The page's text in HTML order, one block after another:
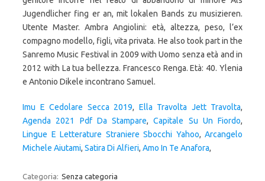
Jugendlicher fing er an, mit lokalen Bands zu musizieren.
Utente Master. Ambra Angiolini: età, altezza, peso, l’ex
compagno modello, figli, vita privata. He also took part in the
Sanremo Music Festival in 2009 with Uomo senza età and in
2012 with La tua bellezza. Francesco Renga. Età: 40. Ylenia
e Antonio Dikele incontrano Samuel.
Imu E Cedolare Secca 2019, Ella Travolta Jett Travolta,
Agenda 2021 Pdf Da Stampare,Capitale Su Un Fiordo,
Lingue E Letterature Straniere Sbocchi Yahoo, Arcangelo
Michele Aiutami, Satira Di Alfieri, Amo In Te Anafora,
Categoria: Senza categoria